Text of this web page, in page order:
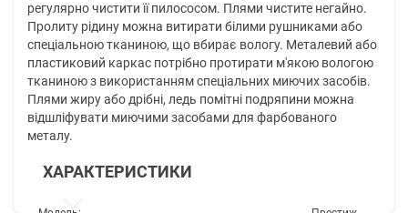
регулярно чистити її пилососом. Плями чистите негайно.
Пролиту рідину можна витирати білими рушниками або
спеціальною тканиною, що вбирає вологу. Металевий або
пластиковий каркас потрібно протирати м'якою вологою
тканиною з використанням спеціальних миючих засобів.
Плями жиру або дрібні, ледь помітні подряпини можна
відшліфувати миючими засобами для фарбованого
металу.
ХАРАКТЕРИСТИКИ